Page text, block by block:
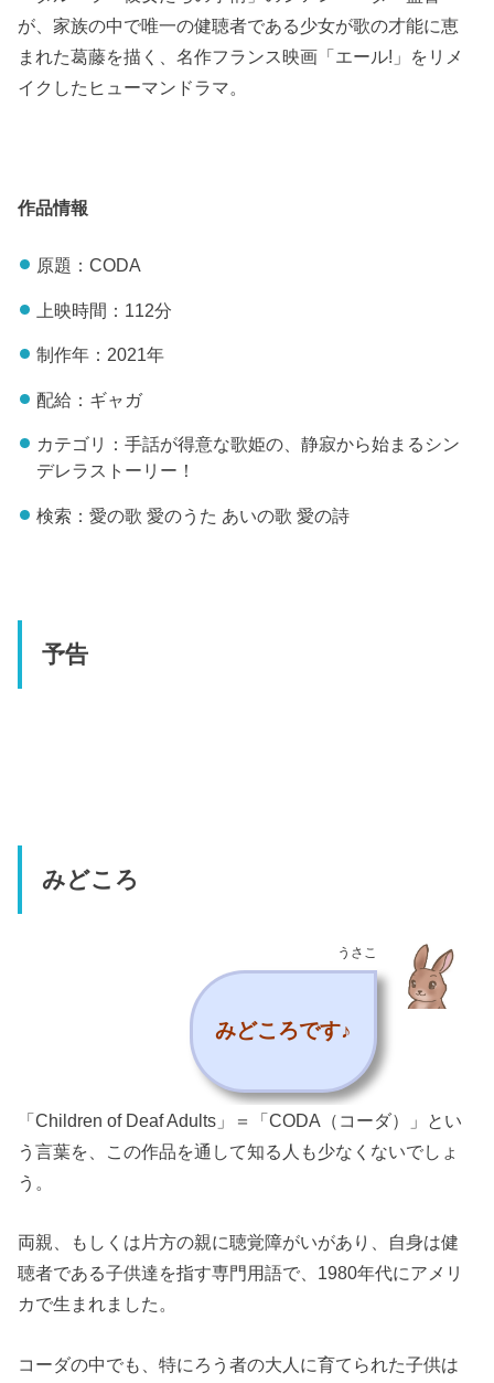
が、家族の中で唯一の健聴者である少女が歌の才能に恵
まれた葛藤を描く、名作フランス映画「エール!」をリメ
イクしたヒューマンドラマ。
作品情報
原題：CODA
上映時間：112分
制作年：2021年
配給：ギャガ
カテゴリ：手話が得意な歌姫の、静寂から始まるシン
デレラストーリー！
検索：愛の歌 愛のうた あいの歌 愛の詩
予告
みどころ
うさこ
みどころです♪
「Children of Deaf Adults」＝「CODA（コーダ）」とい
う言葉を、この作品を通して知る人も少なくないでしょ
う。
両親、もしくは片方の親に聴覚障がいがあり、自身は健
聴者である子供達を指す専門用語で、1980年代にアメリ
カで生まれました。
コーダの中でも、特にろう者の大人に育てられた子供は